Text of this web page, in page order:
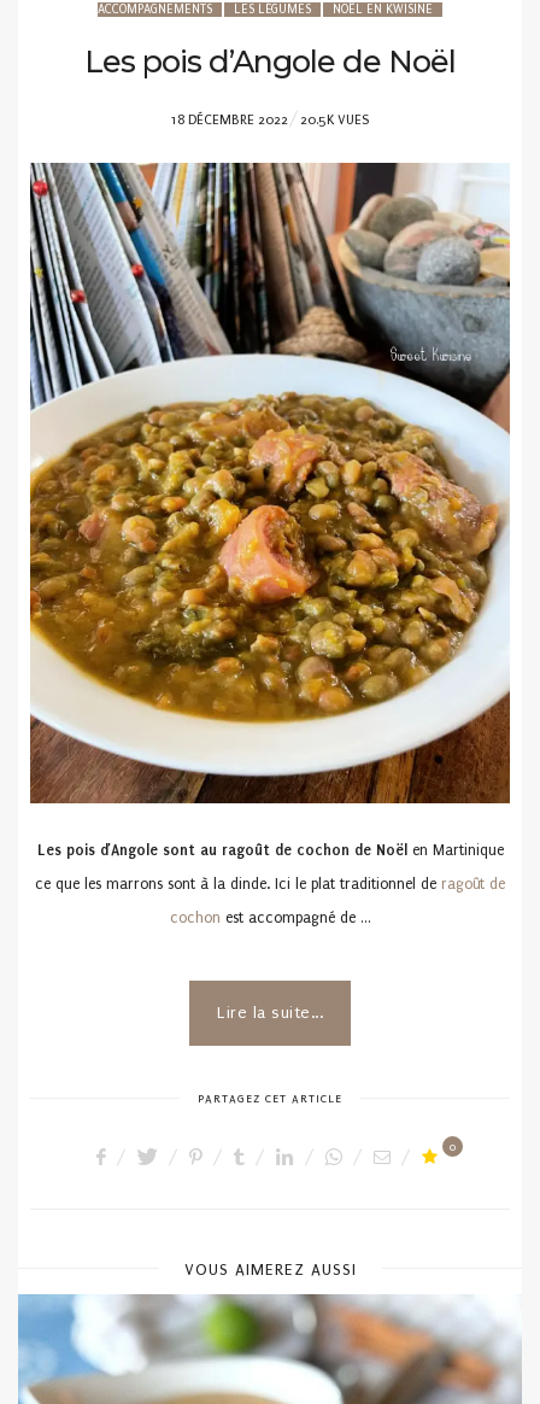
ACCOMPAGNEMENTS LES LÉGUMES NOËL EN KWISINE
Les pois d’Angole de Noël
POSTED
18 DÉCEMBRE 2022 20.5K VUES
Les pois d’Angole sont au ragoût de cochon de Noël en Martinique
ce que les marrons sont à la dinde. Ici le plat traditionnel de ragoût de
cochon est accompagné de …
Lire la suite...
PARTAGEZ CET ARTICLE
0
VOUS AIMEREZ AUSSI